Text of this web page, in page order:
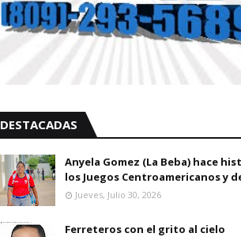
DESTACADAS
Anyela Gomez (La Beba) hace
los Juegos Centroamericanos y
Jueves, Julio 30, 2026
Ferreteros con el grito al cielo